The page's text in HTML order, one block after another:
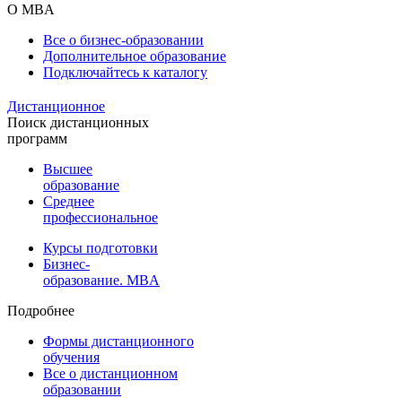
О MBA
Все о бизнес-образовании
Дополнительное образование
Подключайтесь к каталогу
Дистанционное
Поиск дистанционных
программ
Высшее
образование
Среднее
профессиональное
Курсы подготовки
Бизнес-
образование. MBA
Подробнее
Формы дистанционного
обучения
Все о дистанционном
образовании